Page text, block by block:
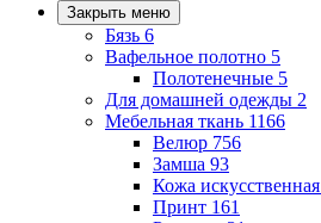
Закрыть меню
Бязь 6
Вафельное полотно 5
Полотенечные 5
Для домашней одежды 2
Мебельная ткань 1166
Велюр 756
Замша 93
Кожа искусственная
Принт 161